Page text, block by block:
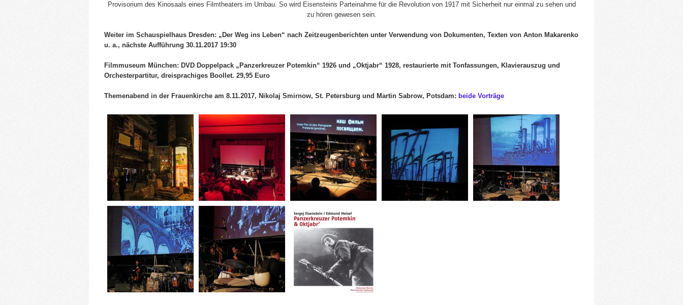
Provisorium des Kinosaals eines Filmtheaters im Umbau. So wird Eisensteins Parteinahme für die Revolution von 1917 mit Sicherheit nur einmal zu sehen und
zu hören gewesen sein.
Weiter im Schauspielhaus Dresden: „Der Weg ins Leben“ nach Zeitzeugenberichten unter Verwendung von Dokumenten, Texten von Anton Makarenko
u. a., nächste Aufführung 30.11.2017 19:30
Filmmuseum München: DVD Doppelpack „Panzerkreuzer Potemkin“ 1926 und „Oktjabr“ 1928, restaurierte mit Tonfassungen, Klavierauszug und
Orchesterpartitur, dreisprachiges Boollet. 29,95 Euro
Themenabend in der Frauenkirche am 8.11.2017, Nikolaj Smirnow, St. Petersburg und Martin Sabrow, Potsdam: beide Vorträge